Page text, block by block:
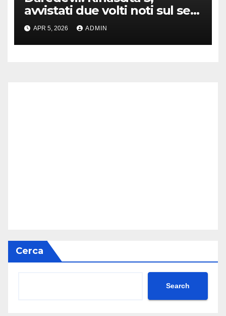
avvistati due volti noti sul set
di New York
APR 5, 2026 ADMIN
Cerca
Search